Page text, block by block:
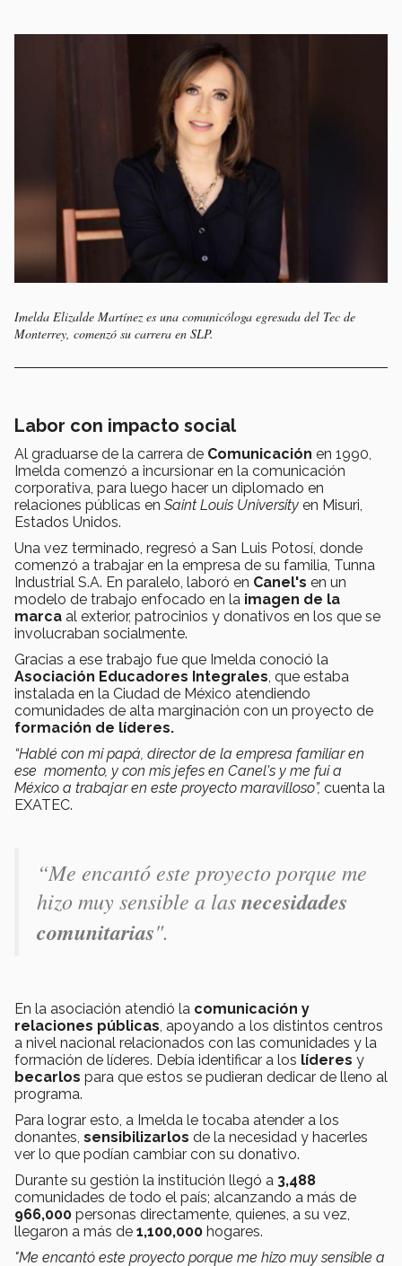
Imelda Elizalde Martínez es una comunicóloga egresada del Tec de
Monterrey, comenzó su carrera en SLP.
Labor con impacto social
Al graduarse de la carrera de Comunicación en 1990,
Imelda comenzó a incursionar en la comunicación
corporativa, para luego hacer un diplomado en
relaciones públicas en Saint Louis University en Misuri,
Estados Unidos.
Una vez terminado, regresó a San Luis Potosí, donde
comenzó a trabajar en la empresa de su familia, Tunna
Industrial S.A. En paralelo, laboró en Canel's en un
modelo de trabajo enfocado en la imagen de la
marca al exterior, patrocinios y donativos en los que se
involucraban socialmente.
Gracias a ese trabajo fue que Imelda conoció la
Asociación Educadores Integrales, que estaba
instalada en la Ciudad de México atendiendo
comunidades de alta marginación con un proyecto de
formación de líderes.
“Hablé con mi papá, director de la empresa familiar en
ese momento, y con mis jefes en Canel's y me fui a
México a trabajar en este proyecto maravilloso”, cuenta la
EXATEC.
“Me encantó este proyecto porque me
hizo muy sensible a lasnecesidades
comunitarias".
En la asociación atendió la comunicación y
relaciones públicas, apoyando a los distintos centros
a nivel nacional relacionados con las comunidades y la
formación de líderes. Debía identificar a los líderes y
becarlos para que estos se pudieran dedicar de lleno al
programa.
Para lograr esto, a Imelda le tocaba atender a los
donantes, sensibilizarlos de la necesidad y hacerles
ver lo que podían cambiar con su donativo.
Durante su gestión la institución llegó a 3,488
comunidades de todo el país; alcanzando a más de
966,000 personas directamente, quienes, a su vez,
llegaron a más de 1,100,000 hogares.
"Me encantó este proyecto porque me hizo muy sensible a